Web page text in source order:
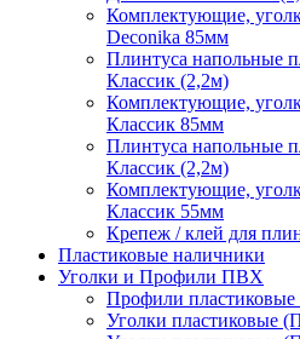
Комплектующие,
Deconika 85мм
Плинтуса напольные
Классик (2,2м)
Комплектующие,
Классик 85мм
Плинтуса напольные
Классик (2,2м)
Комплектующие,
Классик 55мм
Крепеж / клей для
Пластиковые наличники
Уголки и Профили ПВХ
Профили
Уголки пластиковые